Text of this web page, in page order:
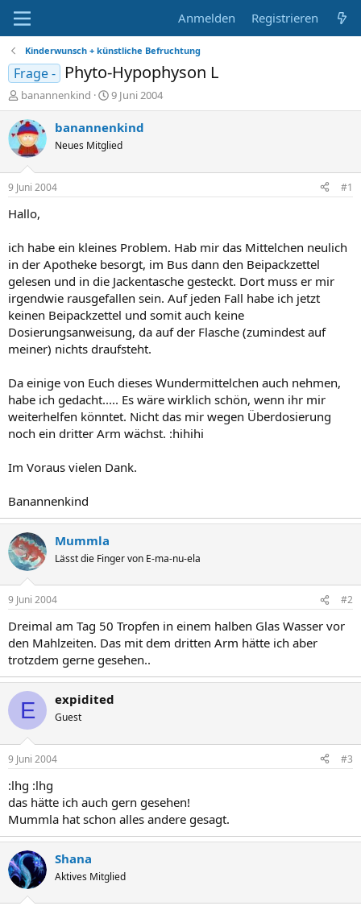
Anmelden Registrieren
Kinderwunsch + künstliche Befruchtung
Frage - Phyto-Hypophyson L
E
r
s
t
e
e
r
banannenkind
E
r
s
e
t
9 Juni 2004
banannenkind
Neues Mitglied
9 Juni 2004 #1
Hallo,
ich habe ein kleines Problem. Hab mir das Mittelchen neulich
in der Apotheke besorgt, im Bus dann den Beipackzettel
gelesen und in die Jackentasche gesteckt. Dort muss er mir
irgendwie rausgefallen sein. Auf jeden Fall habe ich jetzt
keinen Beipackzettel und somit auch keine
Dosierungsanweisung, da auf der Flasche (zumindest auf
meiner) nichts draufsteht.
Da einige von Euch dieses Wundermittelchen auch nehmen,
habe ich gedacht..... Es wäre wirklich schön, wenn ihr mir
weiterhelfen könntet. Nicht das mir wegen Überdosierung
noch ein dritter Arm wächst. :hihihi
Im Voraus vielen Dank.
Banannenkind
Mummla
Lässt die Finger von E-ma-nu-ela
9 Juni 2004 #2
Dreimal am Tag 50 Tropfen in einem halben Glas Wasser vor
den Mahlzeiten. Das mit dem dritten Arm hätte ich aber
trotzdem gerne gesehen..
E expidited
Guest
9 Juni 2004 #3
:lhg :lhg
das hätte ich auch gern gesehen!
Mummla hat schon alles andere gesagt.
Shana
Aktives Mitglied